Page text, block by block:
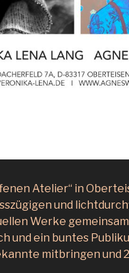
Atelier“ in
und
Werke gemeinsam
und ein buntes
mitbringen und